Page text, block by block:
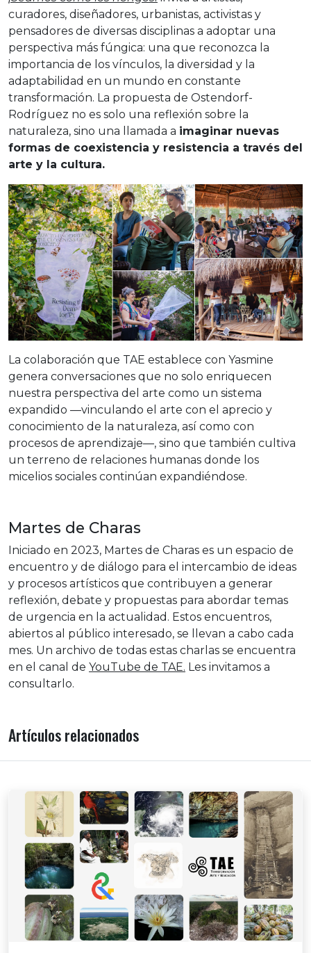
curadores, diseñadores, urbanistas, activistas y
pensadores de diversas disciplinas a adoptar una
perspectiva más fúngica: una que reconozca la
importancia de los vínculos, la diversidad y la
adaptabilidad en un mundo en constante
transformación. La propuesta de Ostendorf-
Rodríguez no es solo una reflexión sobre la
naturaleza, sino una llamada a imaginar nuevas
formas de coexistencia y resistencia a través del
arte y la cultura.
La colaboración que TAE establece con Yasmine
genera conversaciones que no solo enriquecen
nuestra perspectiva del arte como un sistema
expandido —vinculando el arte con el aprecio y
conocimiento de la naturaleza, así como con
procesos de aprendizaje—, sino que también cultiva
un terreno de relaciones humanas donde los
micelios sociales continúan expandiéndose.
Martes de Charas
Iniciado en 2023, Martes de Charas es un espacio de
encuentro y de diálogo para el intercambio de ideas
y procesos artísticos que contribuyen a generar
reflexión, debate y propuestas para abordar temas
de urgencia en la actualidad. Estos encuentros,
abiertos al público interesado, se llevan a cabo cada
mes. Un archivo de todas estas charlas se encuentra
en el canal de YouTube de TAE. Les invitamos a
consultarlo.
Artículos relacionados